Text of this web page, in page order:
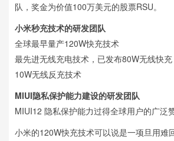
队，奖金为价值100万美元的股票RSU。
小米秒充技术的研发团队
全球最早量产120W快充技术
最先进无线充电技术，已发布80W无线快充
10W无线反充技术
MIUI隐私保护能力建设的研发团队
MIUI12 隐私保护能力过得全球用户的广泛
小米的120W快充技术可以说是一项旦用难